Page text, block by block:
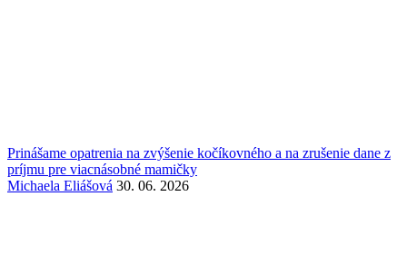
Prinášame opatrenia na zvýšenie kočíkovného a na zrušenie dane z
príjmu pre viacnásobné mamičky
Michaela Eliášová 30. 06. 2026